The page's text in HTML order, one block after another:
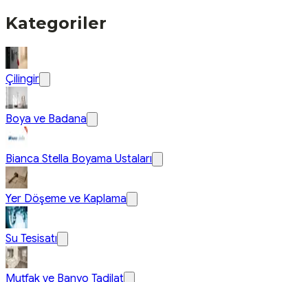
Kategoriler
Çilingir
Boya ve Badana
Bianca Stella Boyama Ustaları
Yer Döşeme ve Kaplama
Su Tesisatı
Mutfak ve Banyo Tadilat